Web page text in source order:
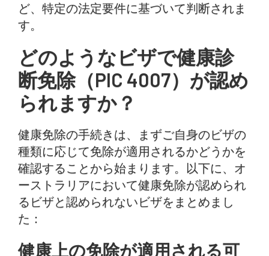
ど、特定の法定要件に基づいて判断されま
す。
どのようなビザで健康診
断免除（PIC 4007）が認め
られますか？
健康免除の手続きは、まずご自身のビザの
種類に応じて免除が適用されるかどうかを
確認することから始まります。以下に、オ
ーストラリアにおいて健康免除が認められ
るビザと認められないビザをまとめまし
た：
健康上の免除が適用される可